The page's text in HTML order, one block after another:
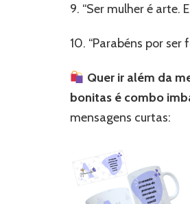
9. “Ser mulher é arte.
10. “Parabéns por
Quer ir além da
bonitas é combo
mensagens curtas: